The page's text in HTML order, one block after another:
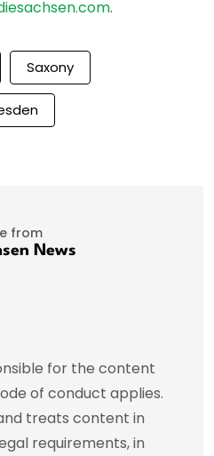
.
Saxony
from
News
for the content
of conduct applies.
treats content in
requirements, in